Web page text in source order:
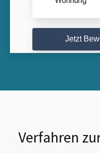
Jetzt
Verfahren